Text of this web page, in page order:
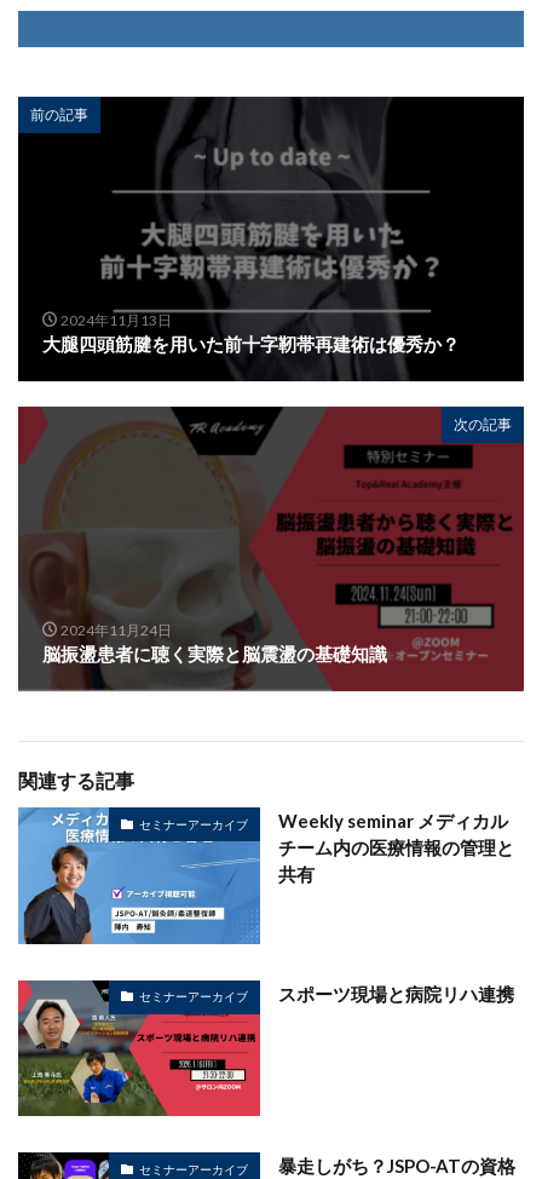
前の記事
2024年11月13日
大腿四頭筋腱を用いた前十字靭帯再建術は優秀か？
次の記事
2024年11月24日
脳振盪患者に聴く実際と脳震盪の基礎知識
関連する記事
セミナーアーカイブ
Weekly seminar メディカル
チーム内の医療情報の管理と
共有
セミナーアーカイブ スポーツ現場と病院リハ連携
セミナーアーカイブ 暴走しがち？JSPO-ATの資格